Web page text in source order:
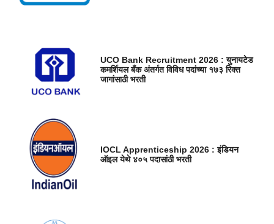
UCO Bank Recruitment 2026 : युनायटेड
कमर्शियल बँक अंतर्गत विविध पदांच्या १७३ रिक्त
जागांसाठी भरती
IOCL Apprenticeship 2026 : इंडियन
ऑइल येथे ४०५ पदासांठी भरती